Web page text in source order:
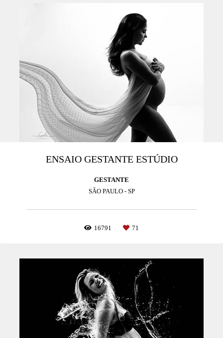
ENSAIO GESTANTE ESTÚDIO
GESTANTE
SÃO PAULO - SP
16791 71